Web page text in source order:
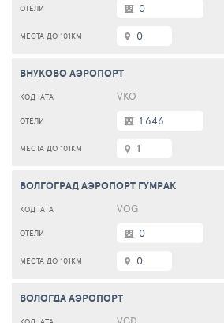
0
0
ВНУКОВО АЭРОПОРТ
VKO
1 646
1
ВОЛГОГРАД АЭРОПОРТ ГУМРАК
VOG
0
0
ВОЛОГДА АЭРОПОРТ